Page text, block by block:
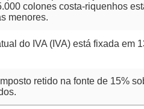
colones costa-riquenhos
menores.
do IVA (IVA) está fixada em
retido na fonte de 15%